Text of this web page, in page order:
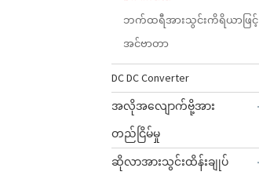
ဘက်ထရီအားသွင်းကိရိယာဖြင့်
အင်ဗာတာ
DC DC Converter
အလိုအလျောက်ဗို့အား
တည်ငြိမ်မှု
ဆိုလာအားသွင်းထိန်းချုပ်